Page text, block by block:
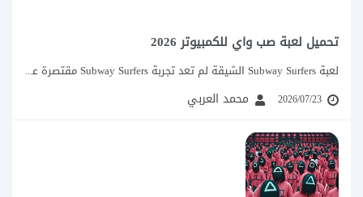
تحميل لعبة صب واي للكمبيوتر 2026
لعبة Subway Surfers الشيقة لم تعد تجربة Subway Surfers مقتصرة على شاشة الهاتف الصغيرة،...
2026/07/23 محمد العربي